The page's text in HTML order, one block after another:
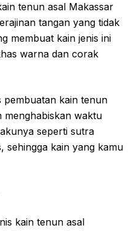
tenun asal Makassar
tangan yang tidak
membuat kain jenis ini
warna dan corak
pembuatan kain tenun
waktu
seperti sutra
sehingga kain yang kamu
kain tenun asal